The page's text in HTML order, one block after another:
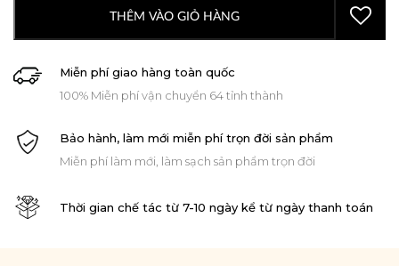
THÊM VÀO GIỎ HÀNG
Miễn phí giao hàng toàn quốc
100% Miễn phí vận chuyển 64 tỉnh thành
Bảo hành, làm mới miễn phí trọn đời sản phẩm
Miễn phí làm mới, làm sạch sản phẩm trọn đời
Thời gian chế tác từ 7-10 ngày kể từ ngày thanh toán